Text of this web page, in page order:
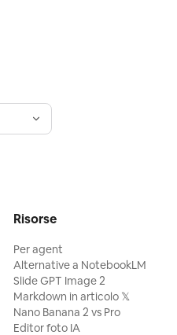
Risorse
Per agent
Alternative a NotebookLM
Slide GPT Image 2
Markdown in articolo 𝕏
Nano Banana 2 vs Pro
Editor foto IA